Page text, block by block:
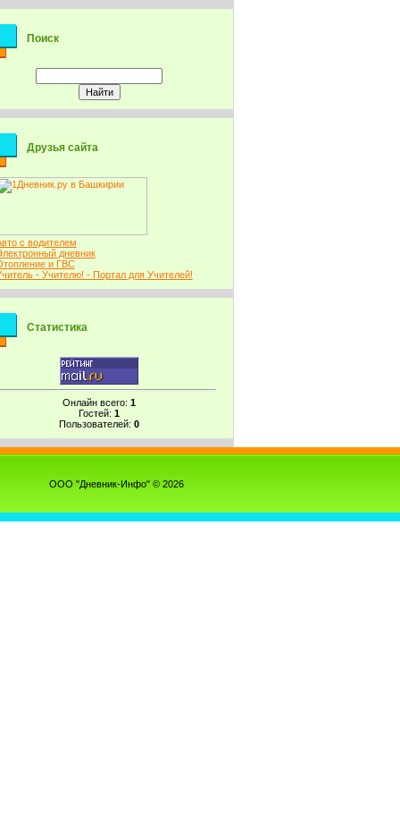
Поиск
Друзья сайта
с водителем
дневник
и ГВС
- Учителю! - Портал для Учителей!
Статистика
Онлайн всего: 1
Гостей: 1
Пользователей: 0
ООО "Дневник-Инфо" © 2026